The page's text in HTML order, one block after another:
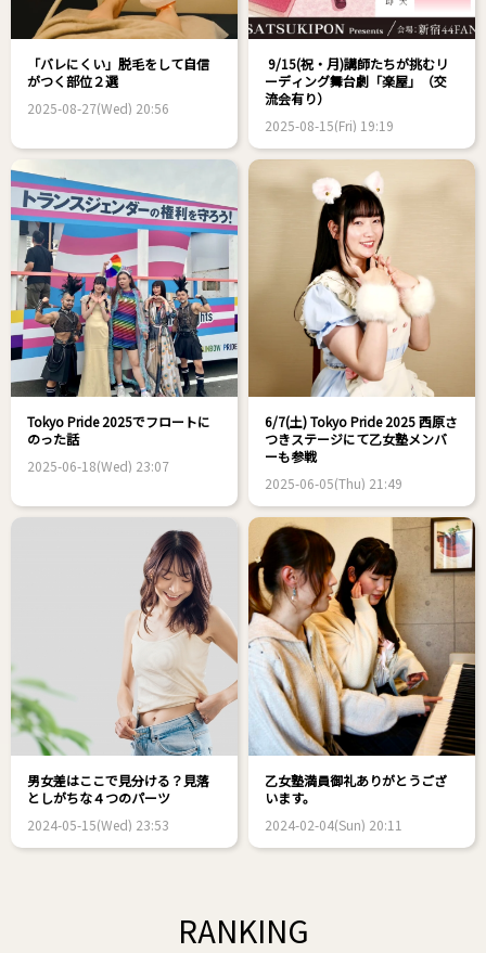
「バレにくい」脱毛をして自信
がつく部位２選
2025-08-27(Wed) 20:56
9/15(祝・月)講師たちが挑むリ
ーディング舞台劇「楽屋」（交
流会有り）
2025-08-15(Fri) 19:19
Tokyo Pride 2025でフロートに
のった話
2025-06-18(Wed) 23:07
6/7(土) Tokyo Pride 2025 西原さ
つきステージにて乙女塾メンバ
ーも参戦
2025-06-05(Thu) 21:49
男女差はここで見分ける？見落
としがちな４つのパーツ
2024-05-15(Wed) 23:53
乙女塾満員御礼ありがとうござ
います。
2024-02-04(Sun) 20:11
RANKING